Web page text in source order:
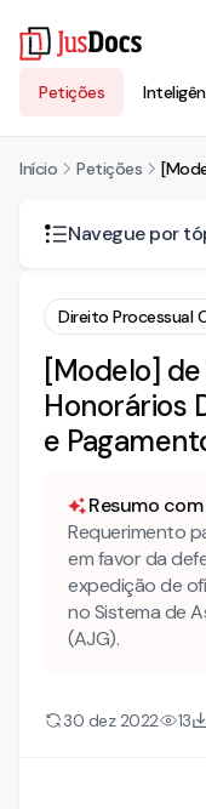
Petições
Início Petições
Navegue por
[Modelo] de
Arbitramento e
Direito Processual
[Modelo]
Honorários
e
Resumo
Requerimento
em favor da
expedição de
no Sistema de
(AJG).
30 dez 2022 13